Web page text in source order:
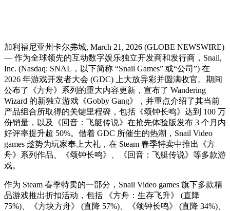
加利福尼亚州卡尔弗城, March 21, 2026 (GLOBE NEWSWIRE)
— 作为全球领先的互动数字娱乐独立开发商和发行商，Snail,
Inc. (Nasdaq: SNAL，以下简称 “Snail Games” 或“公司”) 在
2026 年游戏开发者大会 (GDC) 上大放异彩并圆满收官。期间
公布了《方舟》系列的重大内容更新，宣布了 Wandering
Wizard 的新独立游戏《Gobby Gang》，并重点介绍了其当前
产品组合所取得的关键里程碑，包括《颂钟长鸣》达到 100 万
份销量，以及《回音：飞艇传说》在抢先体验版发布 3 个月内
好评率提升超 50%。借着 GDC 所催生的热潮，Snail Video
games 趁势为玩家奉上大礼，在 Steam 春季特卖中推出《方
舟》系列作品、《颂钟长鸣》、《回音：飞艇传说》等多款游
戏。
作为 Steam 春季特卖的一部分，Snail Video games 旗下多款精
品游戏推出折扣活动，包括 《方舟：生存飞升》 (直降
75%)、《方块方舟》 (直降 57%)、《颂钟长鸣》 (直降 34%)、